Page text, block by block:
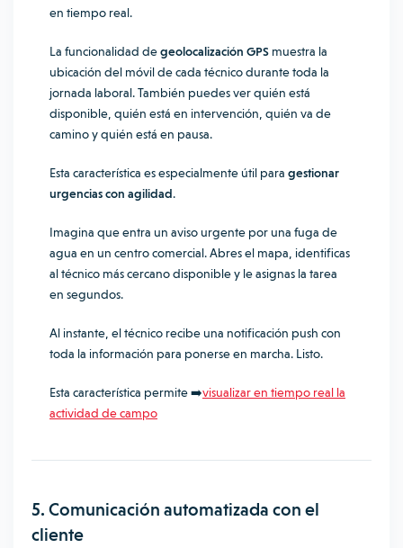
en tiempo real.
La funcionalidad degeolocalización GPS muestra la
ubicación del móvil de cada técnico durante toda la
jornada laboral. También puedes ver quién está
disponible, quién está en intervención, quién va de
camino y quién está en pausa.
Esta característica es especialmente útil para gestionar
urgencias con agilidad.
Imagina que entra un aviso urgente por una fuga de
agua en un centro comercial. Abres el mapa, identificas
al técnico más cercano disponible y le asignas la tarea
en segundos.
Al instante, el técnico recibe una notificación push con
toda la información para ponerse en marcha. Listo.
Esta característica permite ➡️visualizar en tiempo real la
actividad de campo
5. Comunicación automatizada con el
cliente